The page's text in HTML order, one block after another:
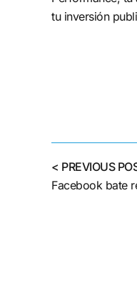
tu inversión
< PREVIOUS
Facebook bate